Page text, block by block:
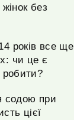
без
років все ще
чи це є
робити?
содою при
цієї